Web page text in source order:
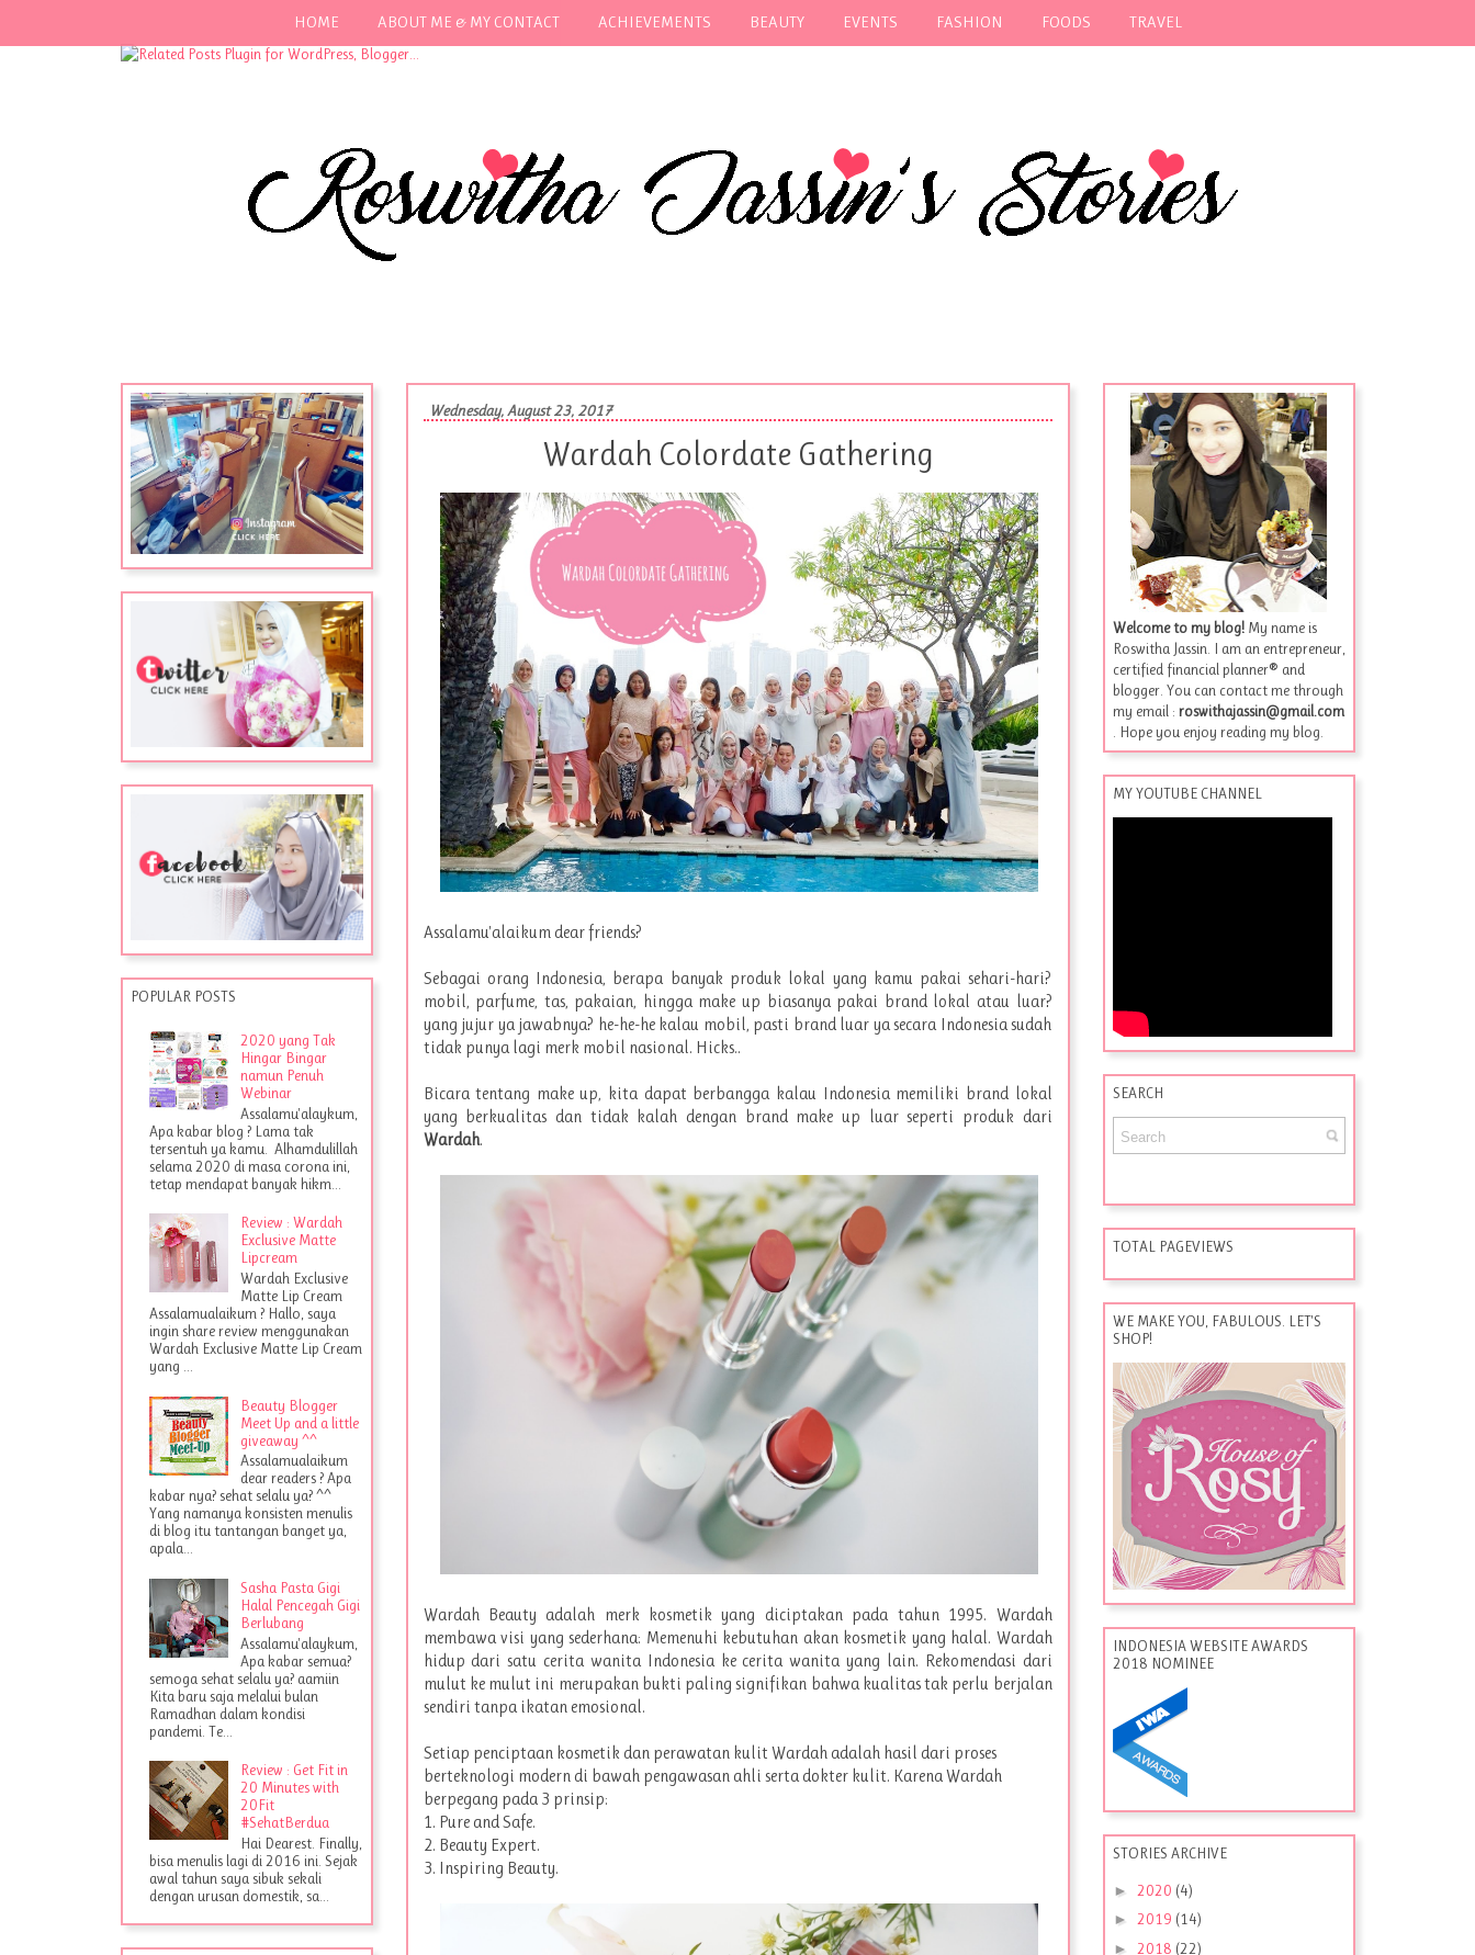
HOME ABOUT ME & MY CONTACT ACHIEVEMENTS BEAUTY EVENTS FASHION FOODS TRAVEL
Wednesday, August 23, 2017
Wardah Colordate Gathering
Assalamu'alaikum dear friends?
Sebagai orang Indonesia, berapa banyak produk lokal yang kamu pakai sehari-hari?
mobil, parfume, tas, pakaian, hingga make up biasanya pakai brand lokal atau luar?
yang jujur ya jawabnya? he-he-he kalau mobil, pasti brand luar ya secara Indonesia sudah
tidak punya lagi merk mobil nasional. Hicks..
Bicara tentang make up, kita dapat berbangga kalau Indonesia memiliki brand lokal
yang berkualitas dan tidak kalah dengan brand make up luar seperti produk dari
Wardah.
Wardah Beauty adalah merk kosmetik yang diciptakan pada tahun 1995. Wardah
membawa visi yang sederhana: Memenuhi kebutuhan akan kosmetik yang halal. Wardah
hidup dari satu cerita wanita Indonesia ke cerita wanita yang lain. Rekomendasi dari
mulut ke mulut ini merupakan bukti paling signifikan bahwa kualitas tak perlu berjalan
sendiri tanpa ikatan emosional.
Setiap penciptaan kosmetik dan perawatan kulit Wardah adalah hasil dari proses
berteknologi modern di bawah pengawasan ahli serta dokter kulit. Karena Wardah
berpegang pada 3 prinsip:
1. Pure and Safe.
2. Beauty Expert.
3. Inspiring Beauty.
POPULAR POSTS
2020 yang Tak
Hingar Bingar
namun Penuh
Webinar
Assalamu'alaykum,
Apa kabar blog ? Lama tak
tersentuh ya kamu. Alhamdulillah
selama 2020 di masa corona ini,
tetap mendapat banyak hikm...
Review : Wardah
Exclusive Matte
Lipcream
Wardah Exclusive
Matte Lip Cream
Assalamualaikum ? Hallo, saya
ingin share review menggunakan
Wardah Exclusive Matte Lip Cream
yang ...
Beauty Blogger
Meet Up and a little
giveaway ^^
Assalamualaikum
dear readers ? Apa
kabar nya? sehat selalu ya? ^^
Yang namanya konsisten menulis
di blog itu tantangan banget ya,
apala...
Sasha Pasta Gigi
Halal Pencegah Gigi
Berlubang
Assalamu'alaykum,
Apa kabar semua?
semoga sehat selalu ya? aamiin
Kita baru saja melalui bulan
Ramadhan dalam kondisi
pandemi. Te...
Review : Get Fit in
20 Minutes with
20Fit
#SehatBerdua
Hai Dearest. Finally,
bisa menulis lagi di 2016 ini. Sejak
awal tahun saya sibuk sekali
dengan urusan domestik, sa...
Welcome to my blog!My name is
Roswitha Jassin. I am an entrepreneur,
certified financial planner® and
blogger. You can contact me through
my email : roswithajassin@gmail.com
. Hope you enjoy reading my blog.
MY YOUTUBE CHANNEL
SEARCH
TOTAL PAGEVIEWS
WE MAKE YOU, FABULOUS. LET'S
SHOP!
INDONESIA WEBSITE AWARDS
2018 NOMINEE
STORIES ARCHIVE
► 2020 (4)
► 2019 (14)
► 2018 (22)